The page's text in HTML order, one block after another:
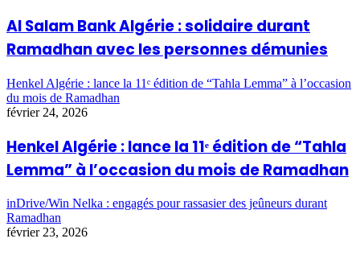
Al Salam Bank Algérie : solidaire durant
Ramadhan avec les personnes démunies
Henkel Algérie : lance la 11ᵉ édition de “Tahla Lemma” à l’occasion
du mois de Ramadhan
février 24, 2026
Henkel Algérie : lance la 11ᵉ édition de “Tahla
Lemma” à l’occasion du mois de Ramadhan
inDrive/Win Nelka : engagés pour rassasier des jeûneurs durant
Ramadhan
février 23, 2026